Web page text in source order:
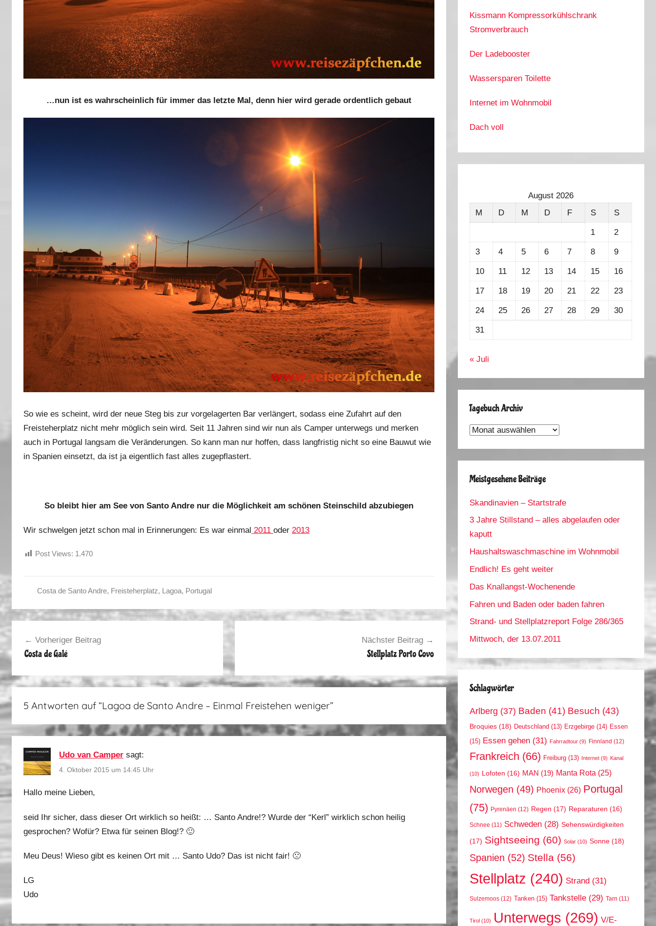
…nun ist es wahrscheinlich für immer das letzte Mal, denn hier wird gerade ordentlich gebaut
So wie es scheint, wird der neue Steg bis zur vorgelagerten Bar verlängert, sodass eine Zufahrt auf den
Freisteherplatz nicht mehr möglich sein wird. Seit 11 Jahren sind wir nun als Camper unterwegs und merken
auch in Portugal langsam die Veränderungen. So kann man nur hoffen, dass langfristig nicht so eine Bauwut wie
in Spanien einsetzt, da ist ja eigentlich fast alles zugepflastert.
So bleibt hier am See von Santo Andre nur die Möglichkeit am schönen Steinschild abzubiegen
Wir schwelgen jetzt schon mal in Erinnerungen: Es war einmal 2011 oder 2013
Post Views: 1.470
n
c
,
p
P
r
u
g
l
0
1
Costa de Santo Andre, Freisteherplatz, Lagoa, Portugal
Beitragsnavigation
Vorheriger Beitrag
Costa de Galé
Nächster Beitrag
Stellplatz Porto Covo
5 Antworten auf “Lagoa de Santo Andre – Einmal Freistehen weniger”
Udo van Camper sagt:
4. Oktober 2015 um 14:45 Uhr
Hallo meine Lieben,
seid Ihr sicher, dass dieser Ort wirklich so heißt: … Santo Andre!? Wurde der “Kerl” wirklich schon heilig
gesprochen? Wofür? Etwa für seinen Blog!? 🙂
Meu Deus! Wieso gibt es keinen Ort mit … Santo Udo? Das ist nicht fair! 🙁
LG
Udo
Kissmann Kompressorkühlschrank
Stromverbrauch
Der Ladebooster
Wassersparen Toilette
Internet im Wohnmobil
Dach voll
August 2026
M
D M D F S S
1 2
3 4 5 6 7 8 9
10 11 12 13 14 15 16
17 18 19 20 21 22 23
24 25 26 27 28 29 30
31
« Juli
Tagebuch Archiv
Tagebuch
Meistgesehene Beiträge
Skandinavien – Startstrafe
3 Jahre Stillstand – alles abgelaufen oder
kaputt
Haushaltswaschmaschine im Wohnmobil
Endlich! Es geht weiter
Das Knallangst-Wochenende
Fahren und Baden oder baden fahren
Strand- und Stellplatzreport Folge 286/365
Mittwoch, der 13.07.2011
Schlagwörter
Arlberg (37) Baden (41) Besuch (43)
Broquies (18) Deutschland (13) Erzgebirge (14) Essen
(15) Essen gehen (31) Fahrradtour (9) Finnland (12)
Frankreich (66) Freiburg (13) Internet (9) Kanal
(10) Lofoten (16) MAN (19) Manta Rota (25)
Norwegen (49) Phoenix (26) Portugal
(75) Pyrenäen (12) Regen (17) Reparaturen (16)
Schnee (11) Schweden (28) Sehenswürdigkeiten
(17) Sightseeing (60) Solar (10) Sonne (18)
Spanien (52) Stella (56)
Stellplatz (240) Strand (31)
Sulzemoos (12) Tanken (15) Tankstelle (29) Tarn (11)
Tirol (10) Unterwegs (269) V/E-